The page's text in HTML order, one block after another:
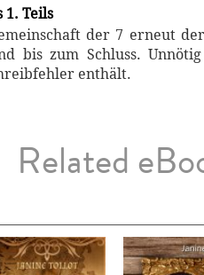
1. Teils
der 7 erneut
bis zum Schluss.
enthält.
Related